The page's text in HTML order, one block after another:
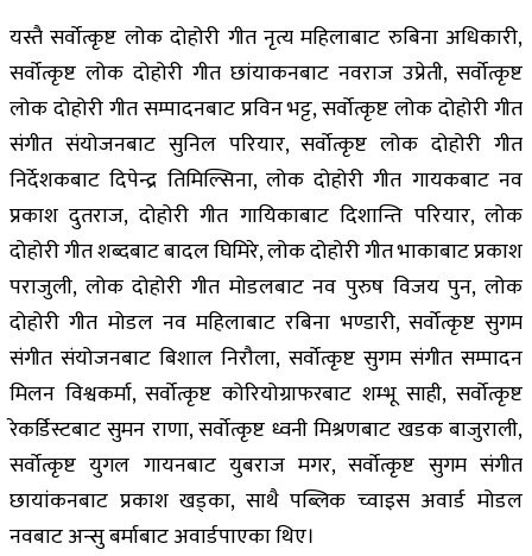
यस्तै सर्वोत्कृष्ट लोक दोहोरी गीत नृत्य महिलाबाट रुबिना अधिकारी,
सर्वोत्कृष्ट लोक दोहोरी गीत छांयाकनबाट नवराज उप्रेती, सर्वोत्कृष्ट
लोक दोहोरी गीत सम्पादनबाट प्रविन भट्ट, सर्वोत्कृष्ट लोक दोहोरी गीत
संगीत संयोजनबाट सुनिल परियार, सर्वोत्कृष्ट लोक दोहोरी गीत
निर्देशकबाट दिपेन्द्र तिमिल्सिना, लोक दोहोरी गीत गायकबाट नव
प्रकाश दुतराज, दोहोरी गीत गायिकाबाट दिशान्ति परियार, लोक
दोहोरी गीत शब्दबाट बादल घिमिरे, लोक दोहोरी गीत भाकाबाट प्रकाश
पराजुली, लोक दोहोरी गीत मोडलबाट नव पुरुष विजय पुन, लोक
दोहोरी गीत मोडल नव महिलाबाट रबिना भण्डारी, सर्वोत्कृष्ट सुगम
संगीत संयोजनबाट बिशाल निरौला, सर्वोत्कृष्ट सुगम संगीत सम्पादन
मिलन विश्वकर्मा, सर्वोत्कृष्ट कोरियोग्राफरबाट शम्भू साही, सर्वोत्कृष्ट
रेकर्डिस्टबाट सुमन राणा, सर्वोत्कृष्ट ध्वनी मिश्रणबाट खडक बाजुराली,
सर्वोत्कृष्ट युगल गायनबाट युबराज मगर, सर्वोत्कृष्ट सुगम संगीत
छायांकनबाट प्रकाश खड्का, साथै पब्लिक च्वाइस अवार्ड मोडल
नवबाट अन्सु बर्माबाट अवार्डपाएका थिए।